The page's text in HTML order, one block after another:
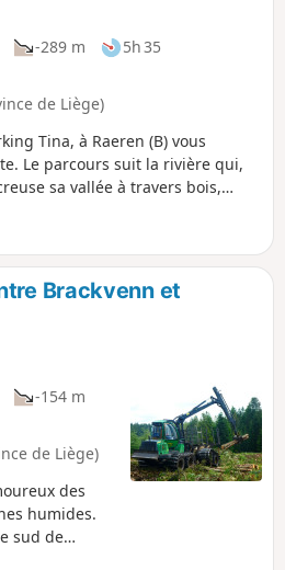
-289 m
5h 35
de Liège)
Tina, à Raeren (B) vous
Le parcours suit la rivière qui,
sa vallée à travers bois,
visibles en leur état.
(D) et sa basilique dédiée à
par Louis le Pieu, fils successeur
reprend son cours pour se jeter
à Roermond (NL). Vous
(D)au parking sur la Freunder
convoyeur vous reprendra en
Brackvenn et
-154 m
de Liège)
des
humides.
sud de